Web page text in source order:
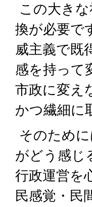
この大き
換が必要で
威主義で既
感を持って
市政に変え
かつ繊細に
そのため
がどう感じ
行政運営を
民感覚・民